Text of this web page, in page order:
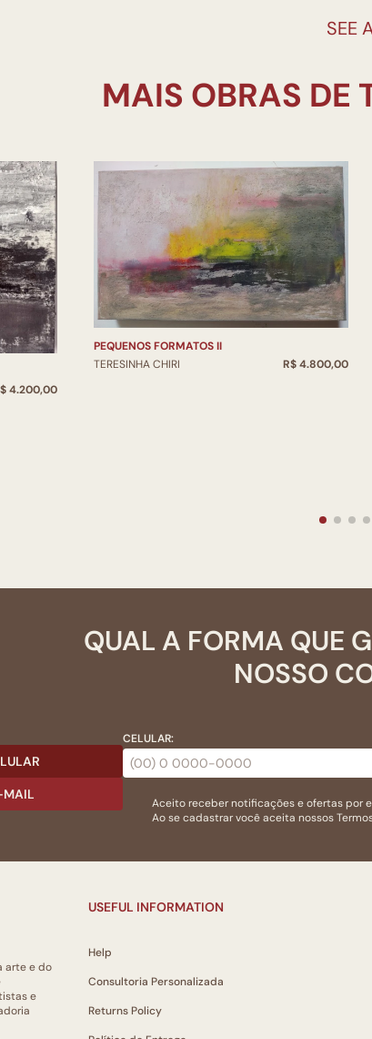
SEE
4.200,00
PEQUENOS FORMATOS II
TERESINHA CHIRI
R$ 4.800,00
QUAL A FORMA QUE
NOSSO
MAIL
CELULAR:
Aceito receber notificações e ofertas por
Ao se cadastrar você aceita nossos
arte e do
e
USEFUL INFORMATION
Help
Consultoria Personalizada
Returns Policy